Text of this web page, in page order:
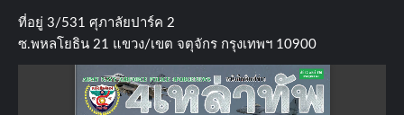
ที่อยู่​ 3/531​ ศุภาลัยปาร์ค​ 2
ซ.พหลโยธิน​ 21​ แขวง/เขต​ จตุจักร​ กรุงเทพฯ 10900